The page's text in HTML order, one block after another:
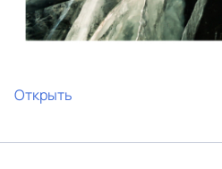
Открыть